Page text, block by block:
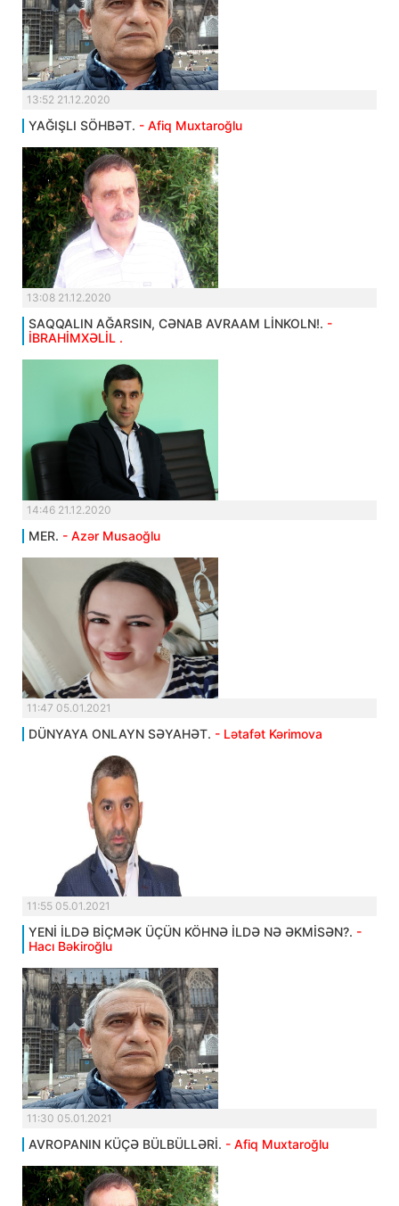
13:52 21.12.2020
YAĞIŞLI SÖHBƏT. - Afiq Muxtaroğlu
13:08 21.12.2020
SAQQALIN AĞARSIN, CƏNAB AVRAAM LİNKOLN!. -
İBRAHİMXƏLİL .
14:46 21.12.2020
MER. - Azər Musaoğlu
11:47 05.01.2021
DÜNYAYA ONLAYN SƏYAHƏT. - Lətafət Kərimova
11:55 05.01.2021
YENİ İLDƏ BİÇMƏK ÜÇÜN KÖHNƏ İLDƏ NƏ ƏKMİSƏN?. -
Hacı Bəkiroğlu
11:30 05.01.2021
AVROPANIN KÜÇƏ BÜLBÜLLƏRİ. - Afiq Muxtaroğlu